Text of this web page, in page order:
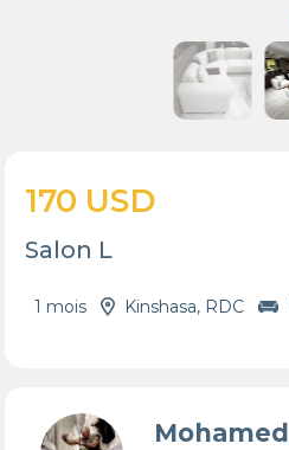
170 USD
Salon L
1 mois Kinshasa, RDC
Mohamed